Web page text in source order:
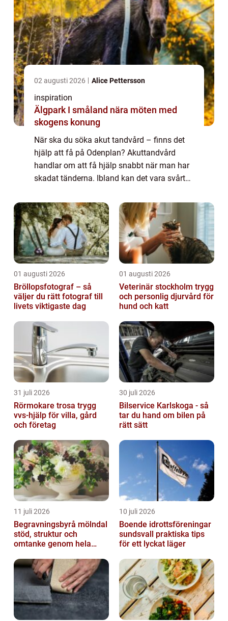
02 augusti 2026 Alice Pettersson
inspiration
Älgpark I småland nära möten med
skogens konung
När ska du söka akut tandvård – finns det
hjälp att få på Odenplan? Akuttandvård
handlar om att få hjälp snabbt när man har
skadat tänderna. Ibland kan det vara svårt
eller inte. I den här bloggen går vi ...
01 augusti 2026
Bröllopsfotograf – så
väljer du rätt fotograf till
livets viktigaste dag
01 augusti 2026
Veterinär stockholm trygg
och personlig djurvård för
hund och katt
31 juli 2026
Rörmokare trosa trygg
vvs-hjälp för villa, gård
och företag
30 juli 2026
Bilservice Karlskoga - så
tar du hand om bilen på
rätt sätt
11 juli 2026
Begravningsbyrå mölndal
stöd, struktur och
omtanke genom hela
10 juli 2026
Boende idrottsföreningar
sundsvall praktiska tips
för ett lyckat läger